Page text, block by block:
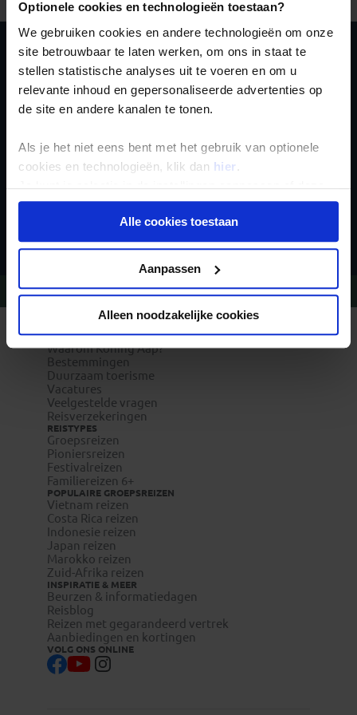
Optionele cookies en technologieën toestaan?
We gebruiken cookies en andere technologieën om onze
site betrouwbaar te laten werken, om ons in staat te
stellen statistische analyses uit te voeren en om u
relevante inhoud en gepersonaliseerde advertenties op
de site en andere kanalen te tonen.
Als je het niet eens bent met het gebruik van optionele
cookies en technologieën, klik dan hier .
Je kunt je selectie in de instellingen aanpassen of deze
onder aan de pagina op elk gewenst moment voor de
toekomst wijzigen.Alle cookies toestaan
Aanpassen
Alleen noodzakelijke cookies
Schrijf je in voor de
nieuwsbrief
Inschrijven
Vragen?Bel 020-7887700
REIZEN MET KONING AAP
Waarom Koning Aap?
Bestemmingen
Duurzaam toerisme
Vacatures
Veelgestelde vragen
Reisverzekeringen
REISTYPES
Groepsreizen
Pioniersreizen
Festivalreizen
Familiereizen 6+
POPULAIRE GROEPSREIZEN
Vietnam reizen
Costa Rica reizen
Indonesie reizen
Japan reizen
Marokko reizen
Zuid-Afrika reizen
INSPIRATIE & MEER
Beurzen & informatiedagen
Reisblog
Reizen met gegarandeerd vertrek
Aanbiedingen en kortingen
VOLG ONS ONLINE